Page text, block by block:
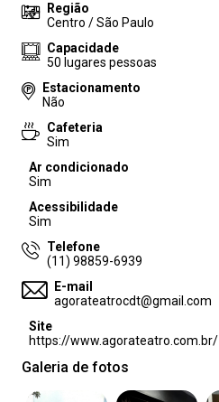
Região
Centro / São Paulo
Capacidade
50 lugares pessoas
Estacionamento
Não
Cafeteria
Sim
Ar condicionado
Sim
Acessibilidade
Sim
Telefone
(11) 98859-6939
E-mail
agorateatrocdt@gmail.com
Site
https://www.agorateatro.com.br/
Galeria de fotos